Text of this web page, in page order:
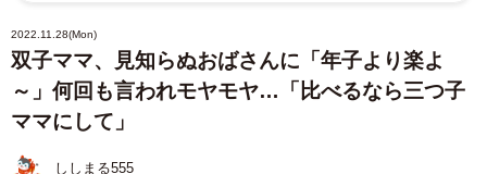
2022.11.28(Mon)
双子ママ、見知らぬおばさんに「年子より楽よ
～」何回も言われモヤモヤ…「比べるなら三つ子
ママにして」
ししまる555